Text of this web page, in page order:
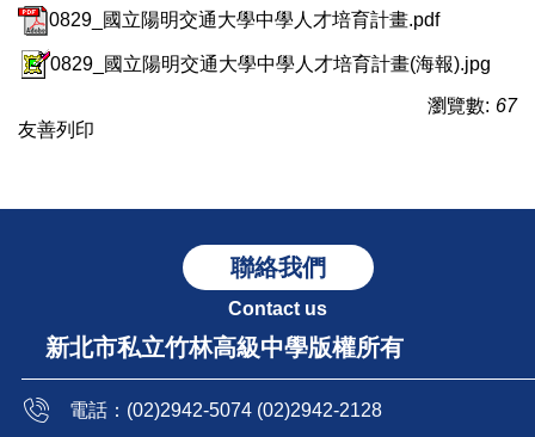
0829_國立陽明交通大學中學人才培育計畫.pdf
0829_國立陽明交通大學中學人才培育計畫(海報).jpg
瀏覽數: 67
友善列印
聯絡我們
Contact us
新北市私立竹林高級中學版權所有
電話：(02)2942-5074 (02)2942-2128